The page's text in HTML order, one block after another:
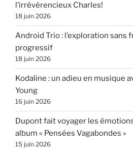
l’irrévérencieux Charles!
18 juin 2026
Android Trio : l’exploration sans
progressif
18 juin 2026
Kodaline : un adieu en musique
Young
16 juin 2026
Dupont fait voyager les
album « Pensées Vagabondes »
15 juin 2026